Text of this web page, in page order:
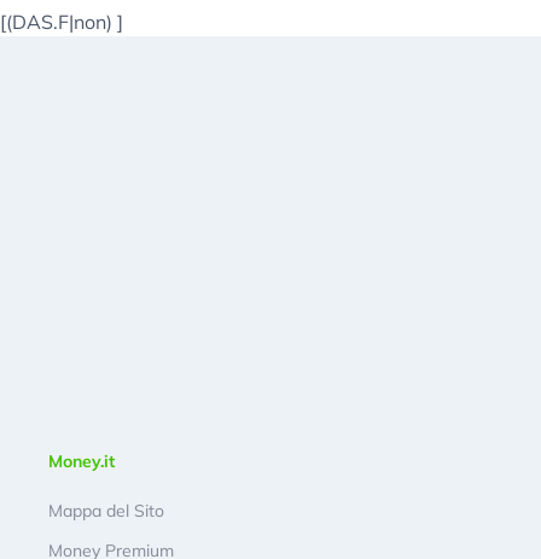
[(DAS.F|non) ]
Money.it
Mappa del Sito
Money Premium